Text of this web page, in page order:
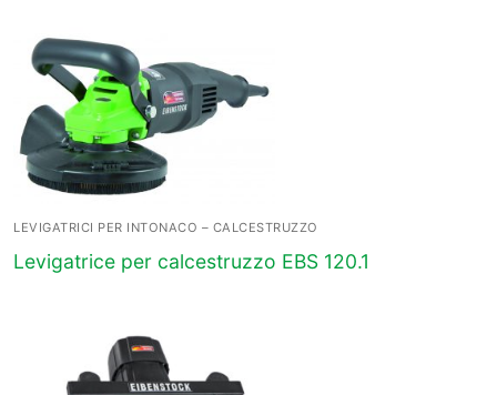
LEVIGATRICI PER INTONACO – CALCESTRUZZO
Levigatrice per calcestruzzo EBS 120.1